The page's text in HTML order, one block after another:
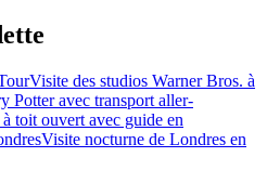
Visite des studios Warner Bros. à
Potter avec transport aller-
toit ouvert avec guide en
Visite nocturne de Londres en